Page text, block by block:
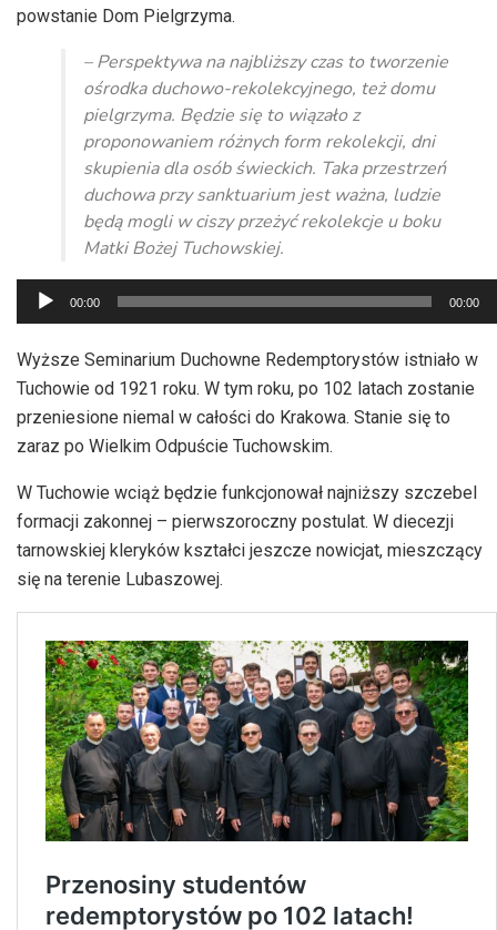
powstanie Dom Pielgrzyma.
– Perspektywa na najbliższy czas to tworzenie
ośrodka duchowo-rekolekcyjnego, też domu
pielgrzyma. Będzie się to wiązało z
proponowaniem różnych form rekolekcji, dni
skupienia dla osób świeckich. Taka przestrzeń
duchowa przy sanktuarium jest ważna, ludzie
będą mogli w ciszy przeżyć rekolekcje u boku
Matki Bożej Tuchowskiej.
Odtwarzacz
plików
dźwiękowych
00:00 00:00
Wyższe Seminarium Duchowne Redemptorystów istniało w
Tuchowie od 1921 roku. W tym roku, po 102 latach zostanie
przeniesione niemal w całości do Krakowa. Stanie się to
zaraz po Wielkim Odpuście Tuchowskim.
W Tuchowie wciąż będzie funkcjonował najniższy szczebel
formacji zakonnej – pierwszoroczny postulat. W diecezji
tarnowskiej kleryków kształci jeszcze nowicjat, mieszczący
się na terenie Lubaszowej.